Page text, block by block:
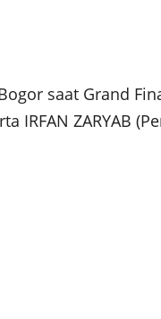
saat Grand
IRFAN ZARYAB